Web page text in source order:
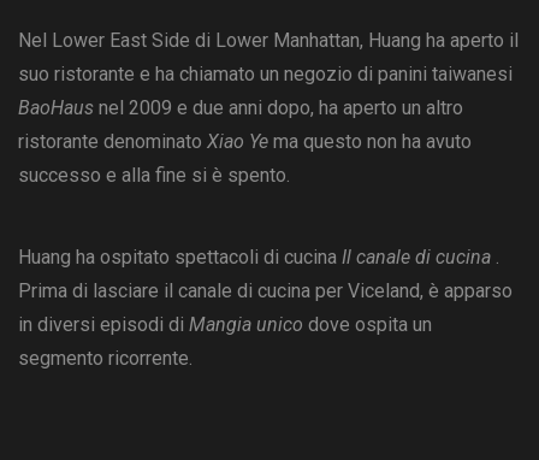
Nel Lower East Side di Lower Manhattan, Huang ha aperto il
suo ristorante e ha chiamato un negozio di panini taiwanesi
BaoHaus nel 2009 e due anni dopo, ha aperto un altro
ristorante denominato Xiao Ye ma questo non ha avuto
successo e alla fine si è spento.
Huang ha ospitato spettacoli di cucina Il canale di cucina .
Prima di lasciare il canale di cucina per Viceland, è apparso
in diversi episodi di Mangia unico dove ospita un
segmento ricorrente.